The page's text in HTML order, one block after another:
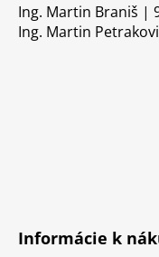
Ing. Martin Braniš |
Ing. Martin
Informácie k